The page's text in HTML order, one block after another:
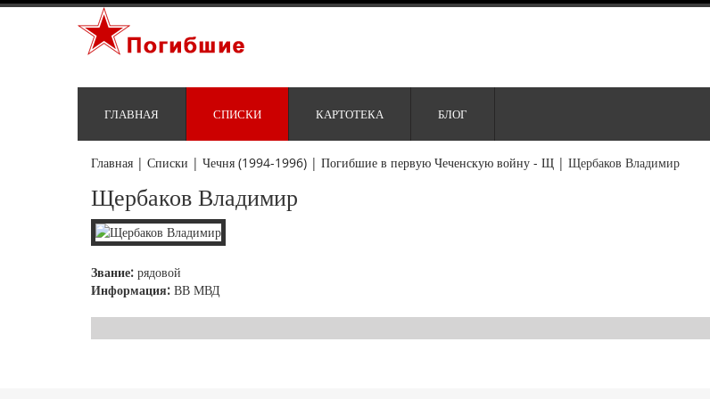
ГЛАВНАЯ СПИСКИ КАРТОТЕКА БЛОГ
Главная | Списки | Чечня (1994-1996) | Погибшие в первую Чеченскую войну - Щ | Щербаков Владимир
Щербаков Владимир
Звание: рядовой
Информация: ВВ МВД